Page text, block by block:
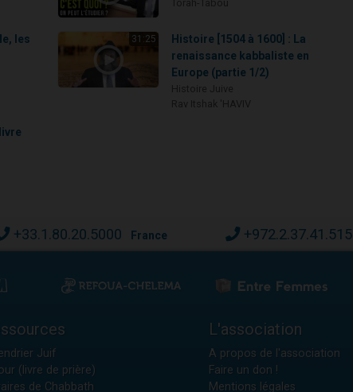
les
31:25
Histoire [1504 à 1600] : La
renaissance kabbaliste en
Europe (partie 1/2)
+33.1.80.20.5000 France +972.2.37.41.515
Juif
(livre de prière)
de Chabbath
L'association
A propos de l'association
Faire un don !
Mentions légales